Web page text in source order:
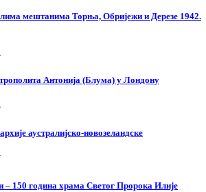
мештанима Торња, Обријежи и Дерезе 1942.
Антонија (Блума) у Лондону
аустралијско-новозеландске
– 150 година храма Светог Пророка Илије